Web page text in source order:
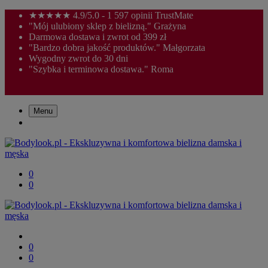
★★★★★ 4.9/5.0 - 1 597 opinii TrustMate
"Mój ulubiony sklep z bielizną." Grażyna
Darmowa dostawa i zwrot od 399 zł
"Bardzo dobra jakość produktów." Małgorzata
Wygodny zwrot do 30 dni
"Szybka i terminowa dostawa." Roma
Menu
0
0
0
0